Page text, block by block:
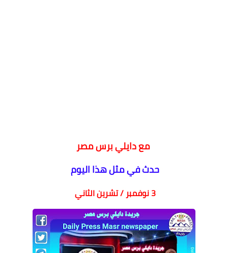
مع دايلي برس مصر
حدث في مثل هذا اليوم
3 نوفمبر / تشرين الثاني